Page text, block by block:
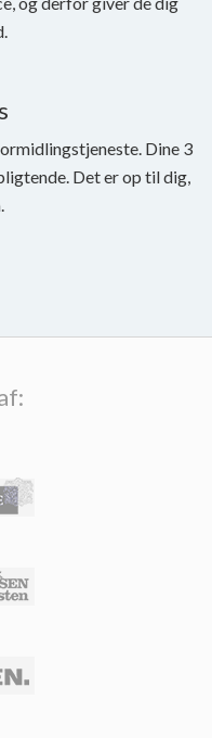
Dine 3
Det er op til dig,